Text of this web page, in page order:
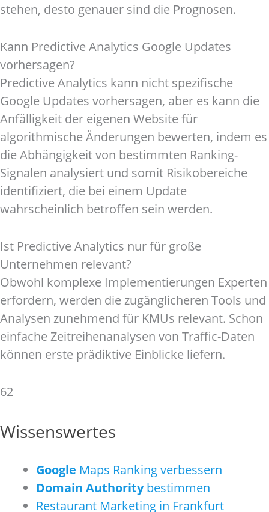
stehen, desto genauer sind die Prognosen.
Kann Predictive Analytics Google Updates
vorhersagen?
Predictive Analytics kann nicht spezifische
Google Updates vorhersagen, aber es kann die
Anfälligkeit der eigenen Website für
algorithmische Änderungen bewerten, indem es
die Abhängigkeit von bestimmten Ranking-
Signalen analysiert und somit Risikobereiche
identifiziert, die bei einem Update
wahrscheinlich betroffen sein werden.
Ist Predictive Analytics nur für große
Unternehmen relevant?
Obwohl komplexe Implementierungen Experten
erfordern, werden die zugänglicheren Tools und
Analysen zunehmend für KMUs relevant. Schon
einfache Zeitreihenanalysen von Traffic-Daten
können erste prädiktive Einblicke liefern.
62
Wissenswertes
Google Maps Ranking verbessern
Domain Authoritybestimmen
Restaurant Marketing in Frankfurt